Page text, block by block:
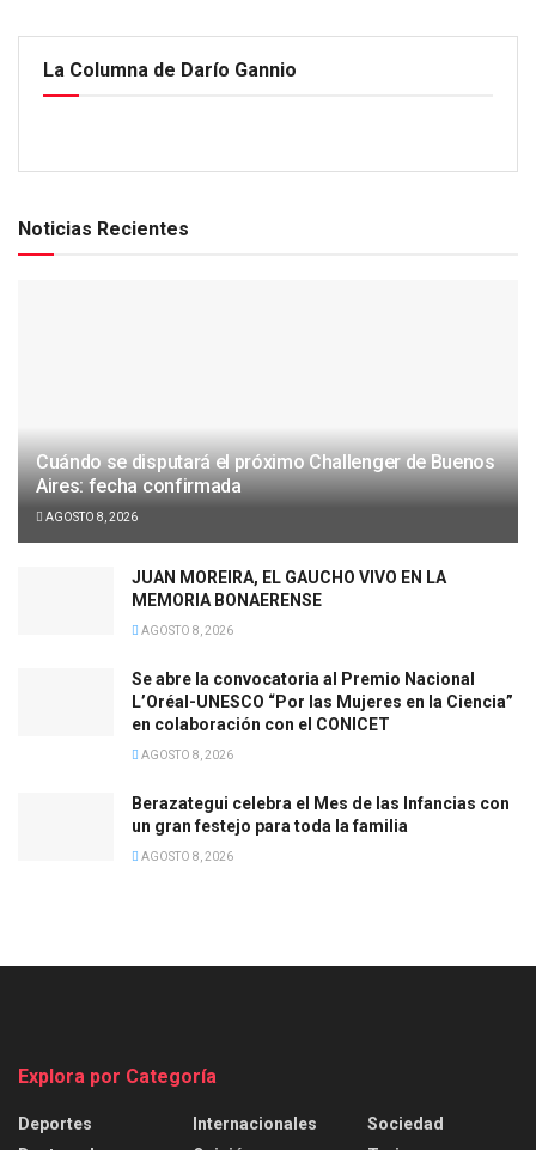
La Columna de Darío Gannio
Noticias Recientes
Cuándo se disputará el próximo Challenger de Buenos
Aires: fecha confirmada
AGOSTO 8, 2026
JUAN MOREIRA, EL GAUCHO VIVO EN LA
MEMORIA BONAERENSE
AGOSTO 8, 2026
Se abre la convocatoria al Premio Nacional
L’Oréal-UNESCO “Por las Mujeres en la Ciencia”
en colaboración con el CONICET
AGOSTO 8, 2026
Berazategui celebra el Mes de las Infancias con
un gran festejo para toda la familia
AGOSTO 8, 2026
Explora por Categoría
Deportes
Internacionales
Sociedad